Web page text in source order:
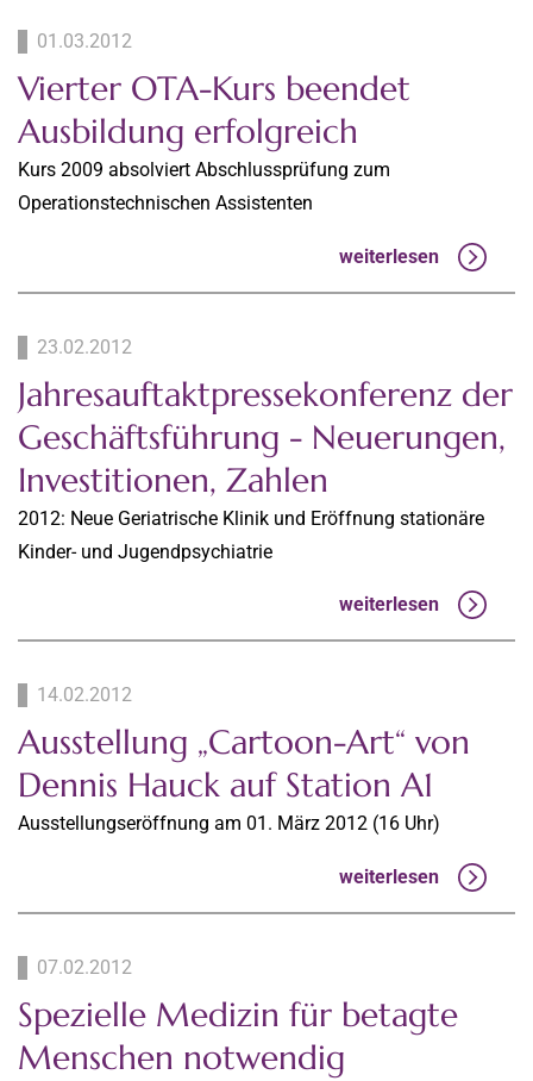
01.03.2012
Vierter OTA-Kurs beendet
Ausbildung erfolgreich
Kurs 2009 absolviert Abschlussprüfung zum
Operationstechnischen Assistenten
weiterlesen
23.02.2012
Jahresauftaktpressekonferenz der
Geschäftsführung - Neuerungen,
Investitionen, Zahlen
2012: Neue Geriatrische Klinik und Eröffnung stationäre
Kinder- und Jugendpsychiatrie
weiterlesen
14.02.2012
Ausstellung „Cartoon-Art“ von
Dennis Hauck auf Station A1
Ausstellungseröffnung am 01. März 2012 (16 Uhr)
weiterlesen
07.02.2012
Spezielle Medizin für betagte
Menschen notwendig